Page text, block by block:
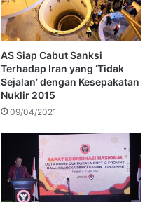
AS Siap Cabut Sanksi
Terhadap Iran yang ‘Tidak
Sejalan’ dengan Kesepakatan
Nuklir 2015
09/04/2021